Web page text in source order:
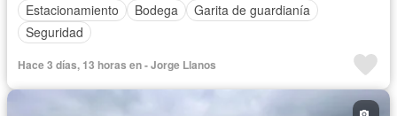
Estacionamiento
Bodega
Garita de guardianía
Seguridad
Hace 3 días, 13 horas en - Jorge Llanos